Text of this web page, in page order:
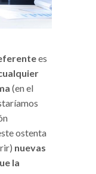
es
(en el
ostenta
nuevas
la